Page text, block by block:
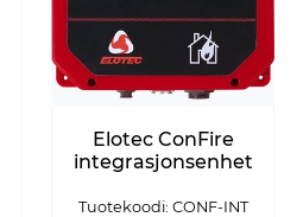
Elotec ConFire
integrasjonsenhet
Tuotekoodi: CONF-INT